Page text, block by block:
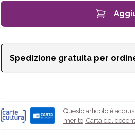
Spedizione gratuita per
Questo articolo è
merito, Carta del